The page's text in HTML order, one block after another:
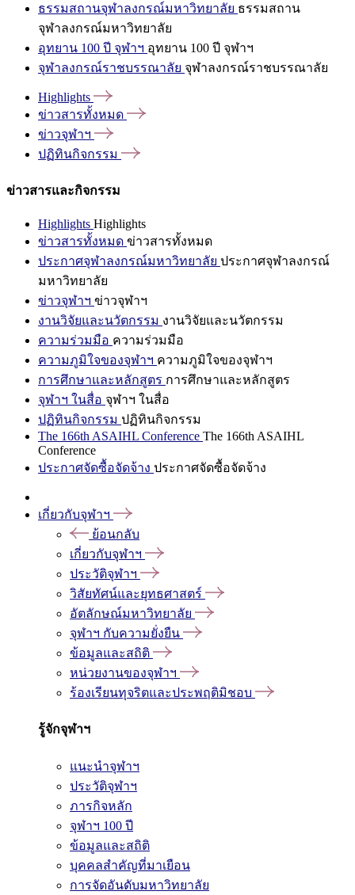
ธรรมสถานจุฬาลงกรณ์มหาวิทยาลัย ธรรมสถาน
จุฬาลงกรณ์มหาวิทยาลัย
อุทยาน 100 ปี จุฬาฯ อุทยาน 100 ปี จุฬาฯ
จุฬาลงกรณ์ราชบรรณาลัย จุฬาลงกรณ์ราชบรรณาลัย
Highlights
ข่าวสารทั้งหมด
ข่าวจุฬาฯ
ปฏิทินกิจกรรม
ข่าวสารและกิจกรรม
Highlights Highlights
ข่าวสารทั้งหมด ข่าวสารทั้งหมด
ประกาศจุฬาลงกรณ์มหาวิทยาลัย ประกาศจุฬาลงกรณ์
มหาวิทยาลัย
ข่าวจุฬาฯ ข่าวจุฬาฯ
งานวิจัยและนวัตกรรม งานวิจัยและนวัตกรรม
ความร่วมมือ ความร่วมมือ
ความภูมิใจของจุฬาฯ ความภูมิใจของจุฬาฯ
การศึกษาและหลักสูตร การศึกษาและหลักสูตร
จุฬาฯ ในสื่อ จุฬาฯ ในสื่อ
ปฏิทินกิจกรรม ปฏิทินกิจกรรม
The 166th ASAIHL Conference The 166th ASAIHL
Conference
ประกาศจัดซื้อจัดจ้าง ประกาศจัดซื้อจัดจ้าง
เกี่ยวกับจุฬาฯ
ย้อนกลับ
เกี่ยวกับจุฬาฯ
ประวัติจุฬาฯ
วิสัยทัศน์และยุทธศาสตร์
อัตลักษณ์มหาวิทยาลัย
จุฬาฯ กับความยั่งยืน
ข้อมูลและสถิติ
หน่วยงานของจุฬาฯ
ร้องเรียนทุจริตและประพฤติมิชอบ
รู้จักจุฬาฯ
แนะนำจุฬาฯ
ประวัติจุฬาฯ
ภารกิจหลัก
จุฬาฯ 100 ปี
ข้อมูลและสถิติ
บุคคลสำคัญที่มาเยือน
การจัดอันดับมหาวิทยาลัย